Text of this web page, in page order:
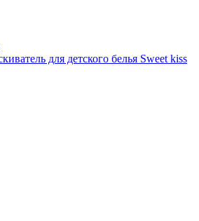
для детского белья Sweet kiss